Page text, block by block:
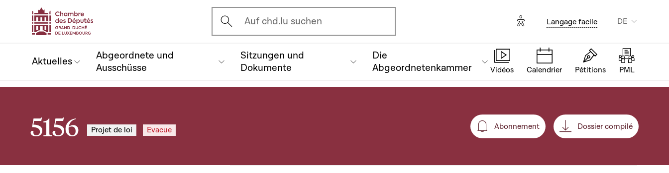
Ouvrir l'écran de recherche
Auf chd.lu suchen Options d'accessibilité
Langage facile DE
Aktuelles
Abgeordnete und
Ausschüsse
Sitzungen und
Dokumente
Die
Abgeordnetenkammer
Vidéos Calendrier Pétitions PML
5156 Projet de loi Evacue Abonnement
Abonnement Dossier compilé